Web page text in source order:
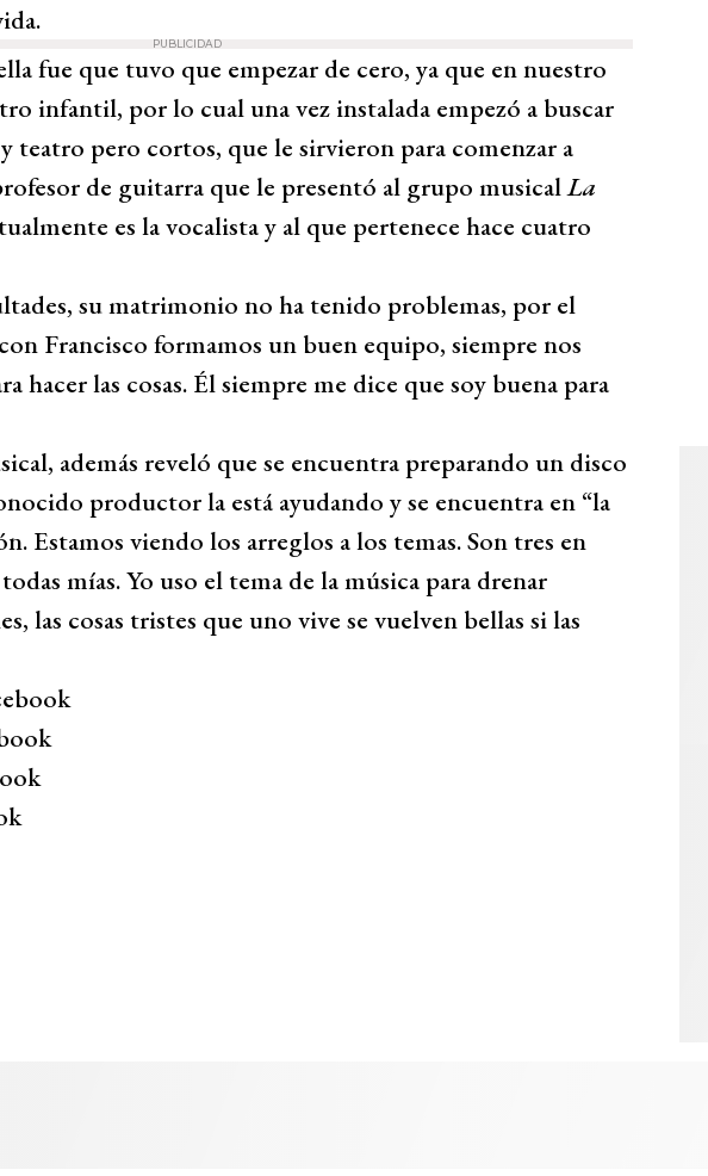
PUBLICIDAD
fue que tuvo que empezar de cero, ya que en nuestro
infantil, por lo cual una vez instalada empezó a buscar
teatro pero cortos, que le sirvieron para comenzar a
de guitarra que le presentó al grupo musicalLa
es la vocalista y al que pertenece hace cuatro
su matrimonio no ha tenido problemas, por el
Francisco formamos un buen equipo, siempre nos
hacer las cosas. Él siempre me dice que soy buena para
además reveló que se encuentra preparando un disco
productor la está ayudando y se encuentra en “la
Estamos viendo los arreglos a los temas. Son tres en
mías. Yo uso el tema de la música para drenar
las cosas tristes que uno vive se vuelven bellas si las